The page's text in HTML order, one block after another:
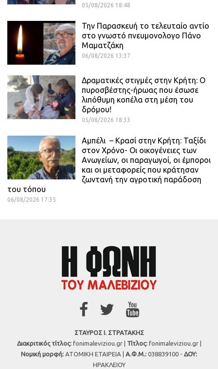
05/08/2026 18:48
Την Παρασκευή το τελευταίο αντίο
στο γνωστό πνευμονολογο Πάνο
Μαματζάκη
06/08/2026 13:37
Δραματικές στιγμές στην Κρήτη: Ο
πυροσβέστης-ήρωας που έσωσε
λιπόθυμη κοπέλα στη μέση του
δρόμου!
05/08/2026 18:33
Αμπέλι – Κρασί στην Κρήτη: Ταξίδι
στον Χρόνο- Οι οικογένειες των
Ανωγείων, οι παραγωγοί, οι έμποροι
και οι μεταφορείς που κράτησαν
ζωντανή την αγροτική παράδοση
του τόπου
06/08/2026 17:35
ΣΤΑΥΡΟΣ Ι. ΣΤΡΑΤΑΚΗΣ
Διακριτικός τίτλος:fonimaleviziou.gr | Τίτλος:fonimaleviziou.gr |
Νομική μορφή: ΑΤΟΜΙΚΗ ΕΤΑΙΡΕΙΑ | Α.Φ.Μ.: 038839100 - ΔΟΥ:
ΗΡΑΚΛΕΙΟΥ